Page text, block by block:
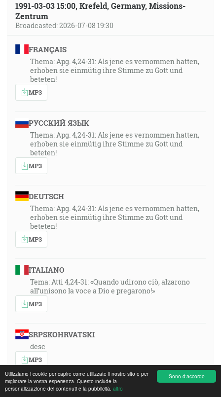
Sono d'accordo
Utilizziamo i cookie per capire come utilizzate il nostro sito e per
migliorare la vostra esperienza. Questo include la
personalizzazione dei contenuti e la pubblicità. altro
1991-03-03 15:00, Krefeld, Germany, Missions-
Zentrum
Broadcasted: 2026-07-08 19:30
FRANÇAIS
Thema: Apg. 4,24-31: Als jene es vernommen hatten,
erhoben sie einmütig ihre Stimme zu Gott und
beteten!
MP3
РУССКИЙ ЯЗЫК
Thema: Apg. 4,24-31: Als jene es vernommen hatten,
erhoben sie einmütig ihre Stimme zu Gott und
beteten!
MP3
DEUTSCH
Thema: Apg. 4,24-31: Als jene es vernommen hatten,
erhoben sie einmütig ihre Stimme zu Gott und
beteten!
MP3
ITALIANO
Tema: Atti 4,24-31: «Quando udirono ciò, alzarono
all’unisono la voce a Dio e pregarono!»
MP3
SRPSKOHRVATSKI
desc
MP3
POLSKI